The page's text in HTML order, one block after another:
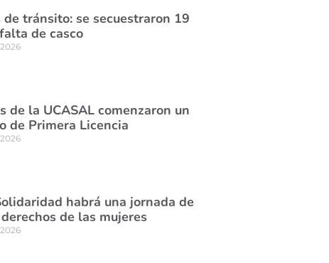
de tránsito: se secuestraron 19
de casco
de la UCASAL comenzaron un
de Primera Licencia
habrá una jornada de
de las mujeres